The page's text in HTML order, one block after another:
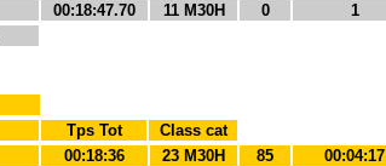
00:18:47.70 11 M30H 0 1
Tps Tot
Class cat
00:18:36 23 M30H 85 00:04:17